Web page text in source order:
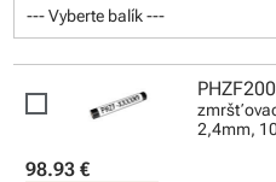
--- Vyberte balík ---
2,4mm,
98.93 €